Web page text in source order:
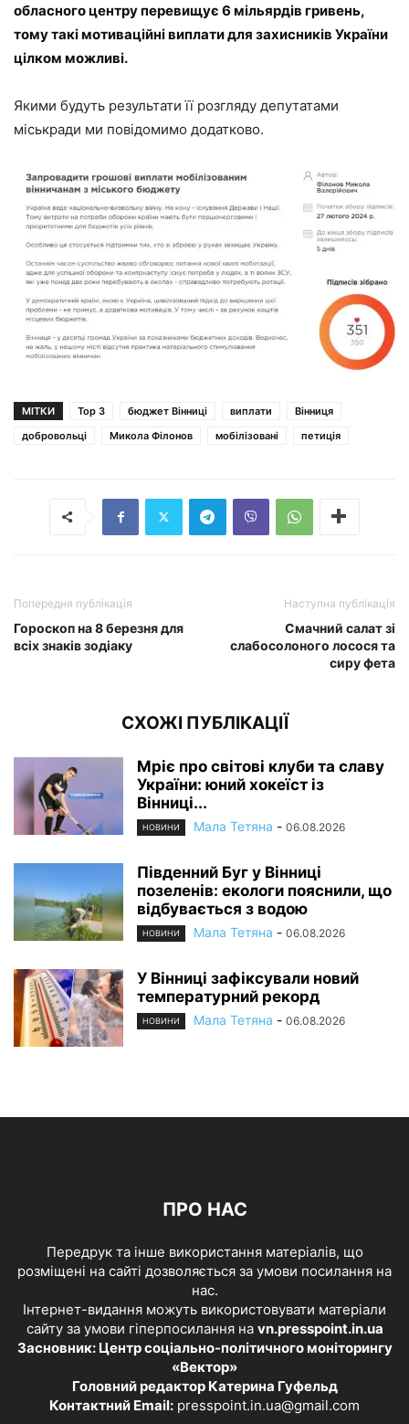
обласного центру перевищує 6 мільярдів гривень,
тому такі мотиваційні виплати для захисників України
цілком можливі.
Якими будуть результати її розгляду депутатами
міськради ми повідомимо додатково.
МІТКИ Top 3 бюджет Вінниці виплати
Вінниця
добровольці
Микола Філонов мобілізовані петиція
Попередня публікація
Гороскоп на 8 березня для
всіх знаків зодіаку
Наступна публікація
Смачний салат зі
слабосолоного лосося та
сиру фета
СХОЖІ ПУБЛІКАЦІЇ
Мріє про світові клуби та славу
України: юний хокеїст із
Вінниці...
НОВИНИ Мала Тетяна - 06.08.2026
Південний Буг у Вінниці
позеленів: екологи пояснили, що
відбувається з водою
НОВИНИ Мала Тетяна - 06.08.2026
У Вінниці зафіксували новий
температурний рекорд
НОВИНИ Мала Тетяна - 06.08.2026
ПРО НАС
Передрук та інше використання матеріалів, що
розміщені на сайті дозволяється за умови посилання на
нас.
Інтернет-видання можуть використовувати матеріали
сайту за умови гіперпосилання на vn.presspoint.in.ua
Засновник: Центр соціально-політичного моніторингу
«Вектор»
Головний редактор Катерина Гуфельд
Контактний Email: presspoint.in.ua@gmail.com